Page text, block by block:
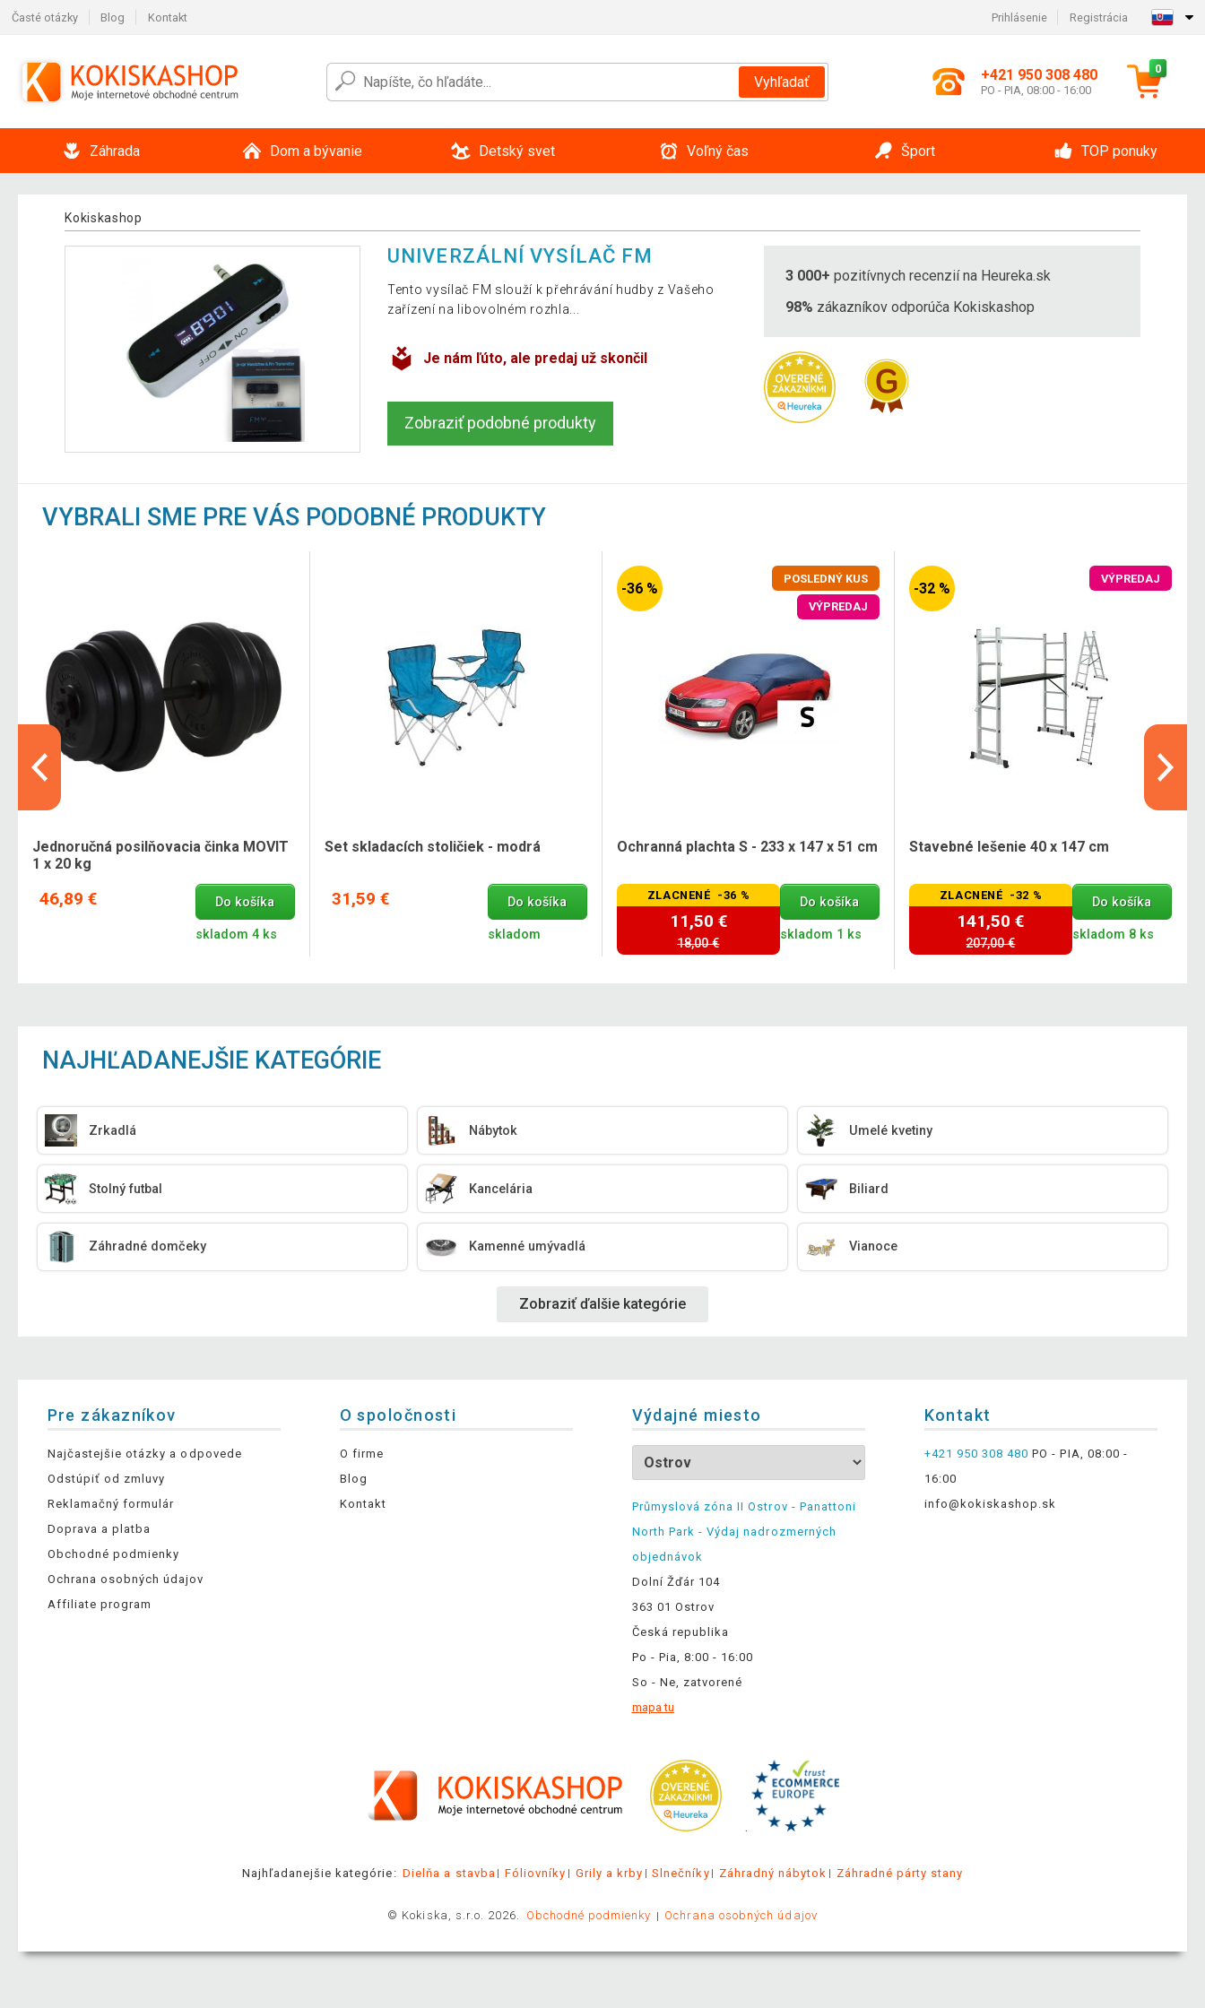
Časté otázky Blog Kontakt Prihlásenie Registrácia
Vyhľadať +421 950 308 480
PO - PIA, 08:00 - 16:00
0
Záhrada Dom a bývanie Detský svet Voľný čas Šport TOP ponuky
Kokiskashop
UNIVERZÁLNÍ VYSÍLAČ FM
Tento vysílač FM slouží k přehrávání hudby z Vašeho
zařízení na libovolném rozhla...
Je nám ľúto, ale predaj už skončil
Zobraziť podobné produkty
3 000+ pozitívnych recenzií na Heureka.sk
98% zákazníkov odporúča Kokiskashop
VYBRALI SME PRE VÁS PODOBNÉ PRODUKTY
Jednoručná posilňovacia činka MOVIT
1 x 20 kg
46,89 € Do košíka
skladom 4 ks
Set skladacích stoličiek - modrá
31,59 € Do košíka
skladom
-36 %
POSLEDNÝ KUS
VÝPREDAJ
Ochranná plachta S - 233 x 147 x 51 cm
ZLACNENÉ -36 %
11,50 €
18,00 €
Do košíka
skladom 1 ks
-32 %
VÝPREDAJ
Stavebné lešenie 40 x 147 cm
ZLACNENÉ -32 %
141,50 €
207,00 €
Do košíka
skladom 8 ks
NAJHĽADANEJŠIE KATEGÓRIE
Zrkadlá Nábytok Umelé kvetiny
Stolný futbal Kancelária Biliard
Záhradné domčeky Kamenné umývadlá Vianoce
Zobraziť ďalšie kategórie
Pre zákazníkov
Najčastejšie otázky a odpovede
Odstúpiť od zmluvy
Reklamačný formulár
Doprava a platba
Obchodné podmienky
Ochrana osobných údajov
Affiliate program
O spoločnosti
O firme
Blog
Kontakt
Výdajné miesto
Průmyslová zóna II Ostrov - Panattoni
North Park - Výdaj nadrozmerných
objednávok
Dolní Žďár 104
363 01 Ostrov
Česká republika
Po - Pia, 8:00 - 16:00
So - Ne, zatvorené
mapa tu
Kontakt
+421 950 308 480 PO - PIA, 08:00 -
16:00
info@kokiskashop.sk
.
Najhľadanejšie kategórie: Dielňa a stavba Fóliovníky Grily a krby Slnečníky Záhradný nábytok Záhradné párty stany
© Kokiska, s.r.o. 2026. Obchodné podmienky Ochrana osobných údajov